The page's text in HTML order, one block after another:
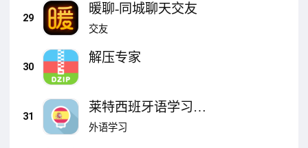
29
暖聊-同城聊天交友
交友
30
解压专家
31
莱特西班牙语学习背
单词
外语学习